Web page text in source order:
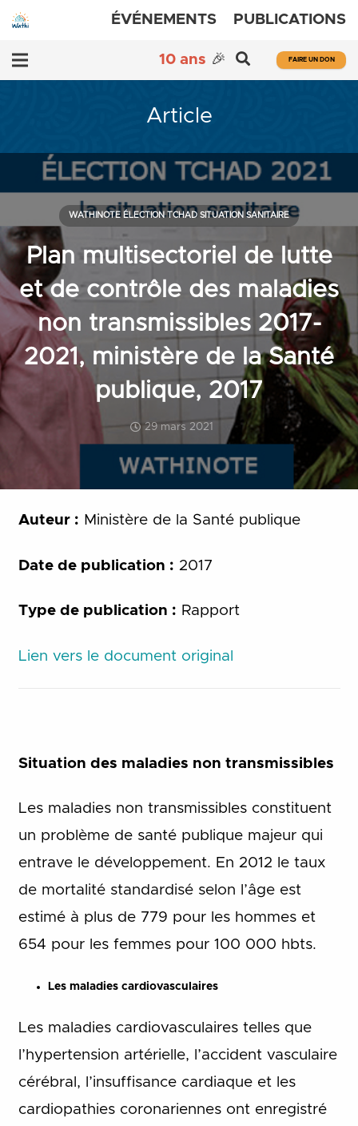
ÉVÉNEMENTS PUBLICATIONS
10 ans 🎉 FAIRE UN DON
Article
Plan multisectoriel de lutte
et de contrôle des maladies
non transmissibles 2017-
2021, ministère de la Santé
publique, 2017
29 mars 2021
WATHINOTE ÉLECTION TCHAD SITUATION SANITAIRE
Auteur : Ministère de la Santé publique
Date de publication : 2017
Type de publication : Rapport
Lien vers le document original
Situation des maladies non transmissibles
Les maladies non transmissibles constituent
un problème de santé publique majeur qui
entrave le développement. En 2012 le taux
de mortalité standardisé selon l’âge est
estimé à plus de 779 pour les hommes et
654 pour les femmes pour 100 000 hbts.
Les maladies cardiovasculaires
Les maladies cardiovasculaires telles que
l’hypertension artérielle, l’accident vasculaire
cérébral, l’insuffisance cardiaque et les
cardiopathies coronariennes ont enregistré